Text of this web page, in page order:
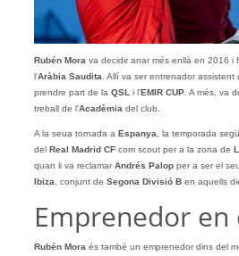
Rubén Morava decidir anar més enllà en 2016 i
l’Aràbia Saudita. Allí va ser entrenador assistent
prendre part de la QSL i l’EMIR CUP. A més, va
treball de l’Acadèmiadel club.
A la seua tornada a Espanya, la temporada
del Real Madrid CFcom scout per a la zona de
quan li va reclamarAndrés Palopper a ser el
Ibiza, conjunt de Segona Divisió Ben aquells
Emprenedor
Rubén Moraés també un emprenedor dins del